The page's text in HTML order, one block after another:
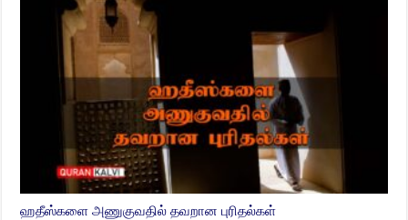
ஹதீஸ்களை அணுகுவதில் தவறான புரிதல்கள்